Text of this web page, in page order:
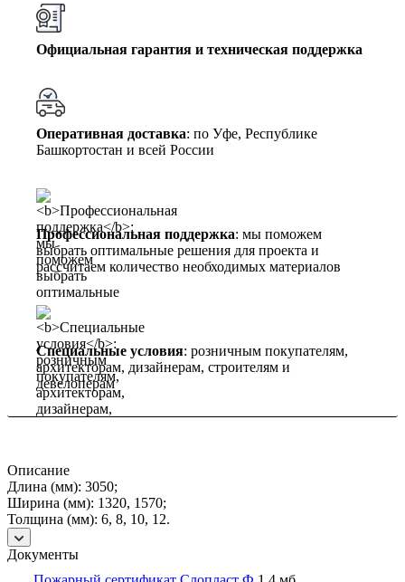
Официальная гарантия и техническая поддержка
Оперативная доставка: по Уфе, Республике
Башкортостан и всей России
Профессиональная поддержка: мы поможем
выбрать оптимальные решения для проекта и
рассчитаем количество необходимых материалов
Специальные условия: розничным покупателям,
архитекторам, дизайнерам, строителям и
девелоперам
Описание
Длина (мм): 3050;
Ширина (мм): 1320, 1570;
Толщина (мм): 6, 8, 10, 12.
Документы